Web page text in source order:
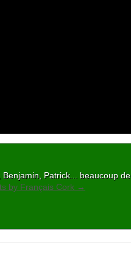
Patrick... beaucoup de
by Français Cork →